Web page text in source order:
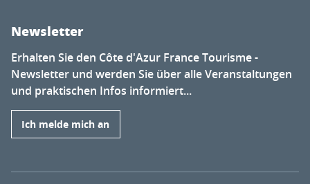
Newsletter
Erhalten Sie den Côte d'Azur France Tourisme -
Newsletter und werden Sie über alle Veranstaltungen
und praktischen Infos informiert...
Ich melde mich an